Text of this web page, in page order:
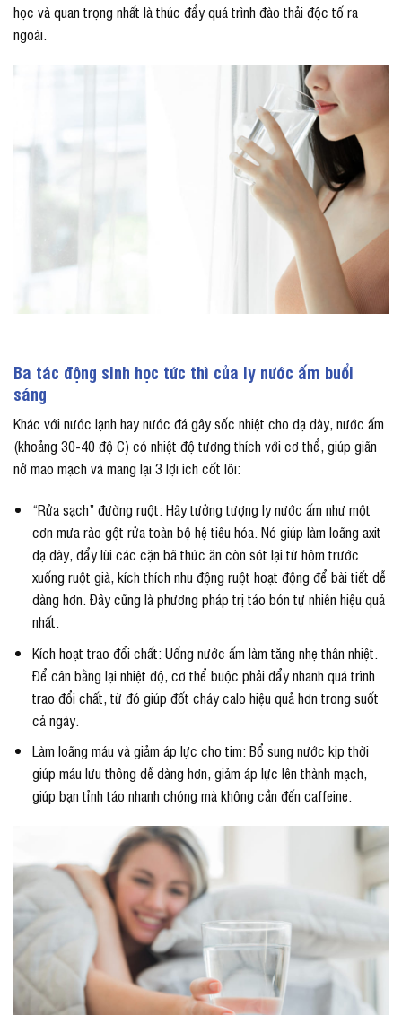
học và quan trọng nhất là thúc đẩy quá trình đào thải độc tố ra
ngoài.
Ba tác động sinh học tức thì của ly nước ấm buổi
sáng
Khác với nước lạnh hay nước đá gây sốc nhiệt cho dạ dày, nước ấm
(khoảng 30-40 độ C) có nhiệt độ tương thích với cơ thể, giúp giãn
nở mao mạch và mang lại 3 lợi ích cốt lõi:
“Rửa sạch” đường ruột: Hãy tưởng tượng ly nước ấm như một
cơn mưa rào gột rửa toàn bộ hệ tiêu hóa. Nó giúp làm loãng axit
dạ dày, đẩy lùi các cặn bã thức ăn còn sót lại từ hôm trước
xuống ruột già, kích thích nhu động ruột hoạt động để bài tiết dễ
dàng hơn. Đây cũng là phương pháp trị táo bón tự nhiên hiệu quả
nhất.
Kích hoạt trao đổi chất: Uống nước ấm làm tăng nhẹ thân nhiệt.
Để cân bằng lại nhiệt độ, cơ thể buộc phải đẩy nhanh quá trình
trao đổi chất, từ đó giúp đốt cháy calo hiệu quả hơn trong suốt
cả ngày.
Làm loãng máu và giảm áp lực cho tim: Bổ sung nước kịp thời
giúp máu lưu thông dễ dàng hơn, giảm áp lực lên thành mạch,
giúp bạn tỉnh táo nhanh chóng mà không cần đến caffeine.